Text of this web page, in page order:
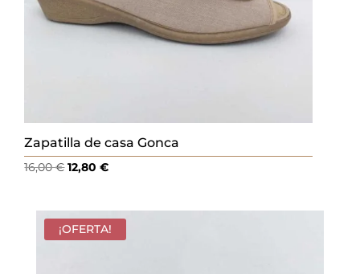
Zapatilla de casa Gonca
16,00€El
original
era:
12,80€El
actual
es:
¡OFERTA!